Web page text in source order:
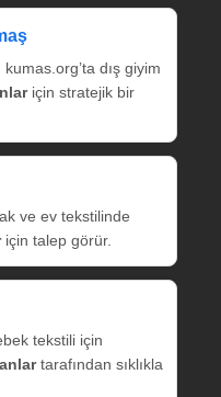
dış giyim
için stratejik bir
ve ev tekstilinde
için talep görür.
tekstili için
tarafından sıklıkla